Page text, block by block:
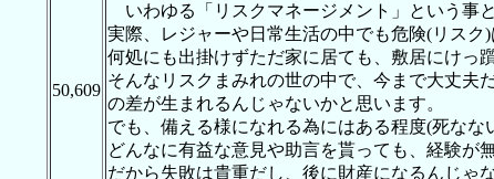
50,609
いわゆる「リスクマネージメント」という事と
実際、レジャーや日常生活の中でも危険(リス
何処にも出掛けずただ家に居ても、敷居にけっ
そんなリスクまみれの世の中で、今まで大丈夫
の差が生まれるんじゃないかと思います。
でも、備える様になれる為にはある程度(死なな
どんなに有益な意見や助言を貰っても、経験が
だから失敗は貴重だし、後に財産になるんじゃ